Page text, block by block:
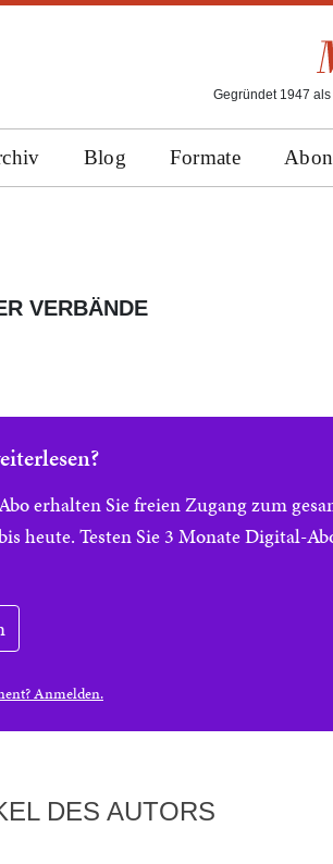
Gegründet 1947
Blog Formate
VERBÄNDE
erhalten Sie freien Zugang zum
heute. Testen Sie 3 Monate Digital-
Anmelden.
DES AUTORS